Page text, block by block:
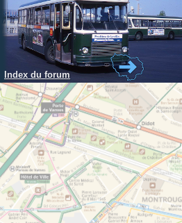
Index du forum